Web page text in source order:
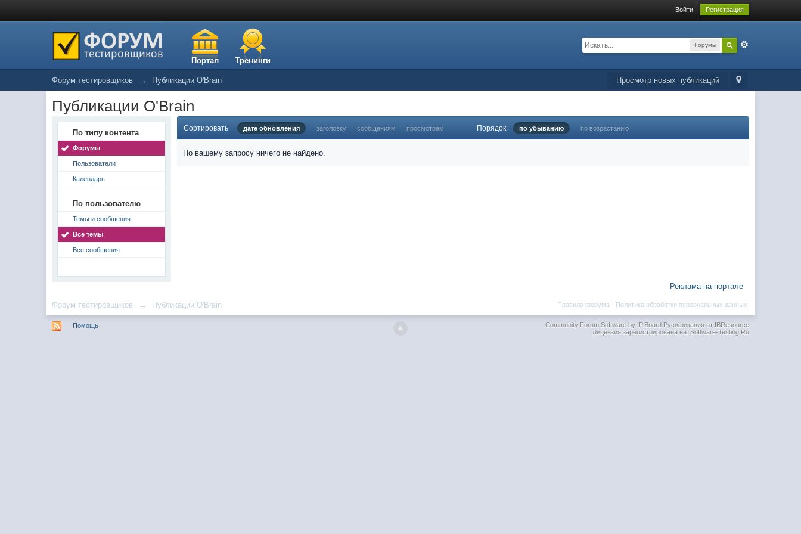
Войти Регистрация
Портал Тренинги
Форумы
Просмотр новых публикаций
Форум тестировщиков → Публикации O'Brain
Публикации O'Brain
По типу контента
Форумы
Пользователи
Календарь
По пользователю
Темы и сообщения
Все темы
Все сообщения
Сортировать дате обновления заголовку сообщениям просмотрам Порядок по убыванию по возрастанию
По вашему запросу ничего не найдено.
Реклама на портале
Форум тестировщиков → Публикации O'Brain Политика обработки персональных данных
Правила форума ·
Помощь Community Forum Software by IP.BoardРусификация от IBResource
Лицензия зарегистрирована на: Software-Testing.Ru